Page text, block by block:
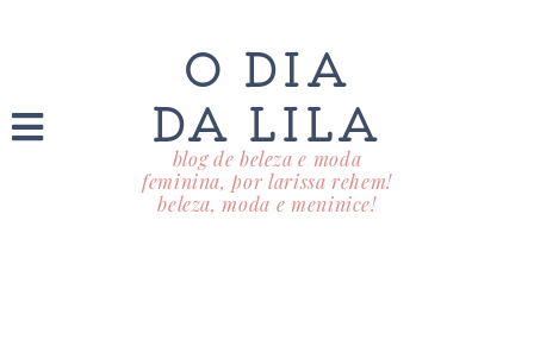
O DIA
DA LILA
blog de beleza e moda
feminina, por larissa rehem!
beleza, moda e meninice!